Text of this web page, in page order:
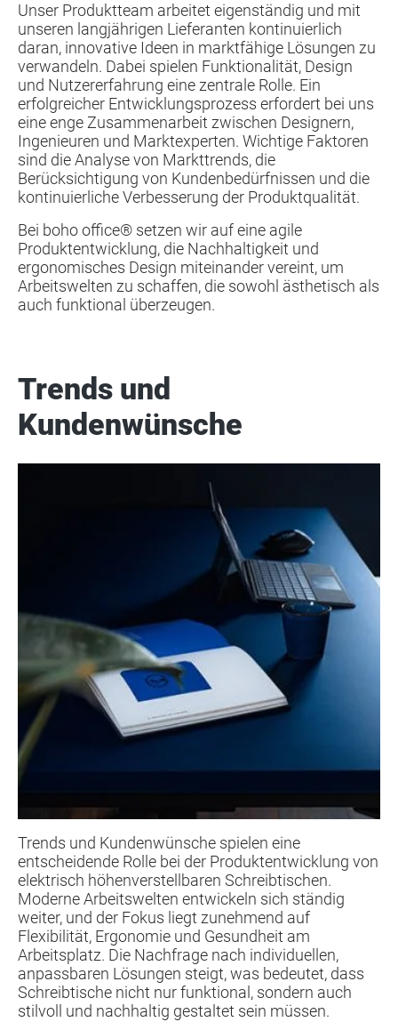
Unser Produktteam arbeitet eigenständig und mit
unseren langjährigen Lieferanten kontinuierlich
daran, innovative Ideen in marktfähige Lösungen zu
verwandeln. Dabei spielen Funktionalität, Design
und Nutzererfahrung eine zentrale Rolle. Ein
erfolgreicher Entwicklungsprozess erfordert bei uns
eine enge Zusammenarbeit zwischen Designern,
Ingenieuren und Marktexperten. Wichtige Faktoren
sind die Analyse von Markttrends, die
Berücksichtigung von Kundenbedürfnissen und die
kontinuierliche Verbesserung der Produktqualität.
Bei boho office® setzen wir auf eine agile
Produktentwicklung, die Nachhaltigkeit und
ergonomisches Design miteinander vereint, um
Arbeitswelten zu schaffen, die sowohl ästhetisch als
auch funktional überzeugen.
Trends und
Kundenwünsche
Trends und Kundenwünsche spielen eine
entscheidende Rolle bei der Produktentwicklung von
elektrisch höhenverstellbaren Schreibtischen.
Moderne Arbeitswelten entwickeln sich ständig
weiter, und der Fokus liegt zunehmend auf
Flexibilität, Ergonomie und Gesundheit am
Arbeitsplatz. Die Nachfrage nach individuellen,
anpassbaren Lösungen steigt, was bedeutet, dass
Schreibtische nicht nur funktional, sondern auch
stilvoll und nachhaltig gestaltet sein müssen.